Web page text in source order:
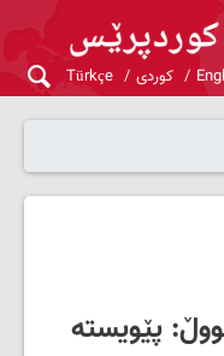
کوردی Türkçe
پێویستە